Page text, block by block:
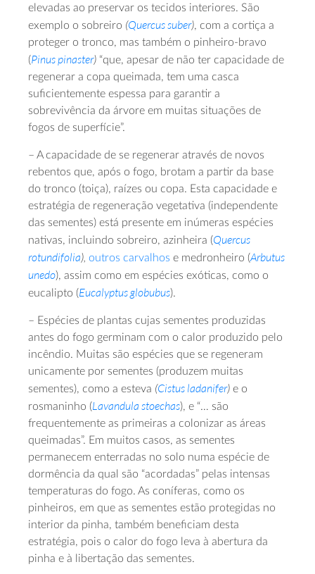
elevadas ao preservar os tecidos interiores. São
exemplo o sobreiro (Quercus suber), com a cortiça a
proteger o tronco, mas também o pinheiro-bravo
(Pinus pinaster) “que, apesar de não ter capacidade de
regenerar a copa queimada, tem uma casca
suficientemente espessa para garantir a
sobrevivência da árvore em muitas situações de
fogos de superfície”.
– A capacidade de se regenerar através de novos
rebentos que, após o fogo, brotam a partir da base
do tronco (toiça), raízes ou copa. Esta capacidade e
estratégia de regeneração vegetativa (independente
das sementes) está presente em inúmeras espécies
nativas, incluindo sobreiro, azinheira (Quercus
rotundifolia), outros carvalhos e medronheiro (Arbutus
unedo), assim como em espécies exóticas, como o
eucalipto (Eucalyptus globubus).
– Espécies de plantas cujas sementes produzidas
antes do fogo germinam com o calor produzido pelo
incêndio. Muitas são espécies que se regeneram
unicamente por sementes (produzem muitas
sementes), como a esteva (Cistus ladanifer) e o
rosmaninho (Lavandula stoechas), e “… são
frequentemente as primeiras a colonizar as áreas
queimadas”. Em muitos casos, as sementes
permanecem enterradas no solo numa espécie de
dormência da qual são “acordadas” pelas intensas
temperaturas do fogo. As coníferas, como os
pinheiros, em que as sementes estão protegidas no
interior da pinha, também beneficiam desta
estratégia, pois o calor do fogo leva à abertura da
pinha e à libertação das sementes.